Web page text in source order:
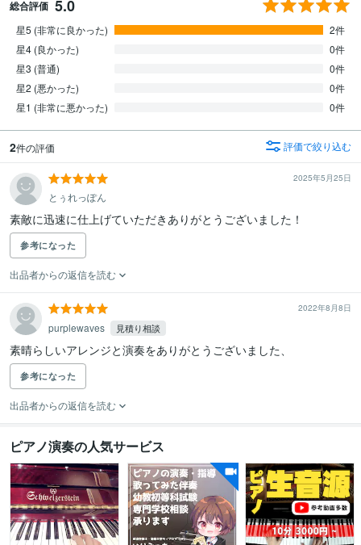
総合評価 5.0
星5 (非常に良かった)
2件
星4 (良かった)
0件
星3 (普通)
0件
星2 (悪かった)
0件
星1 (非常に悪かった)
0件
2件の評価 評価で絞り込む
2025年5月25日
とぅれっぽん
素敵に迅速に仕上げていただきありがとうございました！
参考になった
出品者からの返信を読む
2022年8月8日
purplewaves 見積り相談
素晴らしいアレンジと演奏をありがとうございました、
参考になった
出品者からの返信を読む
ピアノ演奏の人気サービス